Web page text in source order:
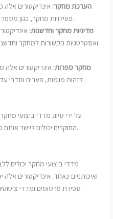
הערכת מחקר: אינדיקטורים
פעילויות מחקר, כגון מספר הפרסומים, הציטוטים והמימון שהתקבל.
מדיניות מחקר וחדשנות:
ואסטרטגיות הקשורות למחקר
מחקר ספרות: אינדיקטורים אלה
לזהות מגמות, פערים וסדרי
על ידי סיווג מדדי ביצועי
החוקרים יכולים ליישר אותם טוב יותר עם יעדי המחקר והיעדים שלהם.
מדדי ביצועי מחקר יכולים
ואיכותניים כאחד. אינדיקטורים אלה
ספירת פרסומים ומדדי